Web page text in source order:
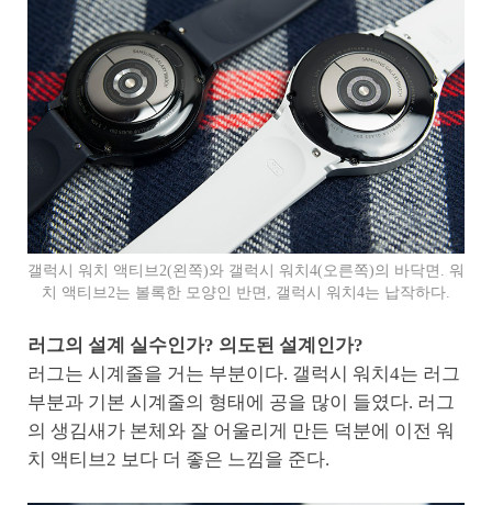
갤럭시 워치 액티브2(왼쪽)와 갤럭시 워치4(오른쪽)의 바닥면. 워
치 액티브2는 볼록한 모양인 반면, 갤럭시 워치4는 납작하다.
러그의 설계 실수인가? 의도된 설계인가?
러그는 시계줄을 거는 부분이다. 갤럭시 워치4는 러그
부분과 기본 시계줄의 형태에 공을 많이 들였다. 러그
의 생김새가 본체와 잘 어울리게 만든 덕분에 이전 워
치 액티브2 보다 더 좋은 느낌을 준다.